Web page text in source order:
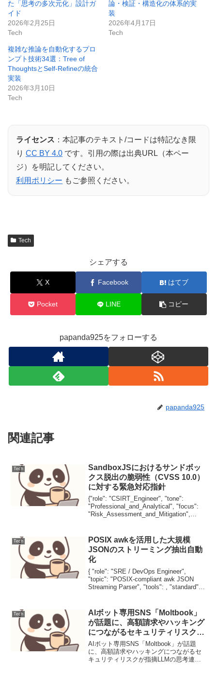
た「思考の多次元化」設計ガ
イド
2026年2月25日
Tech
論・検証・構造化の体系的実
装
2026年4月17日
Tech
複雑な推論を自動化するプロ
ンプト技術34選：Tree of
ThoughtsとSelf-Refineの統合
実装
2026年3月10日
Tech
ライセンス ：本記事のテキスト/コードは特記なき限
り CC BY 4.0 です。引用の際は出典URL（本ペー
ジ）を明記してください。
利用ポリシー もご参照ください。
Tech
シェアする
X Facebook はてブ
Pocket LINE コピー
papanda925をフォローする
papanda925
関連記事
Tech
SandboxJSにおけるサンドボッ
クス脱出の脆弱性（CVSS 10.0）
に対する緊急対応指針
{"role": "CSIRT_Engineer", "tone":
"Professional_and_Analytical", "focus":
"Risk_Assessment_and_Mitigation",
Tech
POSIX awkを活用した大規模
JSONのストリーミング抽出自動
化
{ "role": "SRE / DevOps Engineer",
"topic": "POSIX-compliant awk JSON
Streaming Parser", "tools": , "standard":
Tech
AIボット専用SNS「Moltbook」
が話題に、高額請求やハッキング
につながるセキュリティリスクが
指摘（運用連絡）
AIボット専用SNS「Moltbook」が話題
に、高額請求やハッキングにつながるセ
キュリティリスクが指摘LLMの思考連鎖